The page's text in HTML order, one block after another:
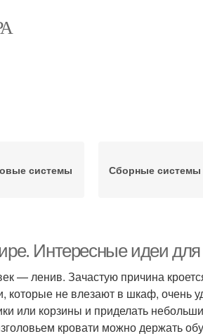
системы Сборные системы
Интересные идеи
— ленив. Зачастую причина
не влезают в шкаф, очень
или корзины и приделать
кровати можно держать